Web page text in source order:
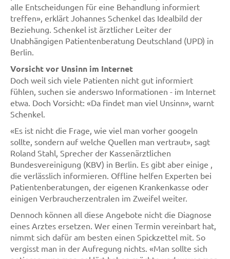
alle Entscheidungen für eine Behandlung informiert
treffen», erklärt Johannes Schenkel das Idealbild der
Beziehung. Schenkel ist ärztlicher Leiter der
Unabhängigen Patientenberatung Deutschland (UPD) in
Berlin.
Vorsicht vor Unsinn im Internet
Doch weil sich viele Patienten nicht gut informiert
fühlen, suchen sie anderswo Informationen - im Internet
etwa. Doch Vorsicht: «Da findet man viel Unsinn», warnt
Schenkel.
«Es ist nicht die Frage, wie viel man vorher googeln
sollte, sondern auf welche Quellen man vertraut», sagt
Roland Stahl, Sprecher der Kassenärztlichen
Bundesvereinigung (KBV) in Berlin. Es gibt aber einige ,
die verlässlich informieren. Offline helfen Experten bei
Patientenberatungen, der eigenen Krankenkasse oder
einigen Verbraucherzentralen im Zweifel weiter.
Dennoch können all diese Angebote nicht die Diagnose
eines Arztes ersetzen. Wer einen Termin vereinbart hat,
nimmt sich dafür am besten einen Spickzettel mit. So
vergisst man in der Aufregung nichts. «Man sollte sich